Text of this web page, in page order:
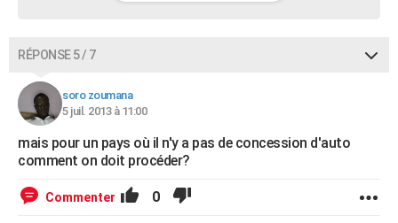
RÉPONSE 5 / 7
soro zoumana
5 juil. 2013 à 11:00
mais pour un pays où il n'y a pas de concession d'auto
comment on doit procéder?
Commenter 0